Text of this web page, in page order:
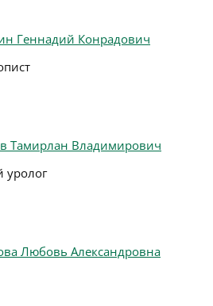
Геннадий Конрадович
Тамирлан Владимирович
уролог
Любовь Александровна